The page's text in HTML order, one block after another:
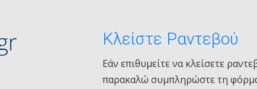
Κλείστε Ραντεβού
Εάν επιθυμείτε να κλείσετε
παρακαλώ συμπληρώστε τη